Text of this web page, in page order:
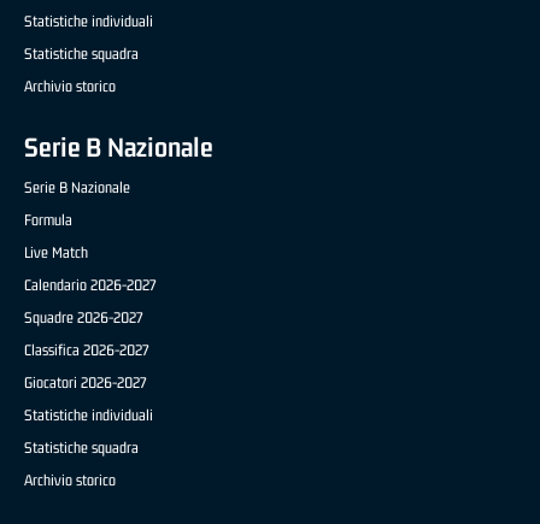
Statistiche individuali
Statistiche squadra
Archivio storico
Serie B Nazionale
Serie B Nazionale
Formula
Live Match
Calendario 2026-2027
Squadre 2026-2027
Classifica 2026-2027
Giocatori 2026-2027
Statistiche individuali
Statistiche squadra
Archivio storico